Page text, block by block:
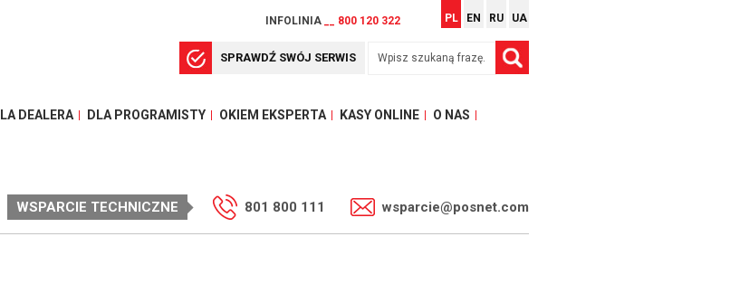
INFOLINIA __ 800 120 322 PL EN RU UA
SPRAWDŹ SWÓJ SERWIS
DEALERA DLA PROGRAMISTY OKIEM EKSPERTA KASY ONLINE O NAS
WSPARCIE TECHNICZNE 801 800 111 wsparcie@posnet.com